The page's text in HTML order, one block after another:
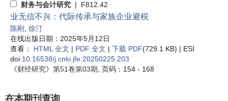
财务与会计研究 | F812.42
业无信不兴：代际传承与家族企业避税
陈刚
徐汀
在线出版日期：2025年5月12日
查看： HTML 全文 | PDF 全文 | 下载 PDF(729.1 KB) | ESI
doi:10.16538/j.cnki.jfe.20250225.203
《财经研究》 第51卷第03期 , 页码：154 - 168
在本期刊查询